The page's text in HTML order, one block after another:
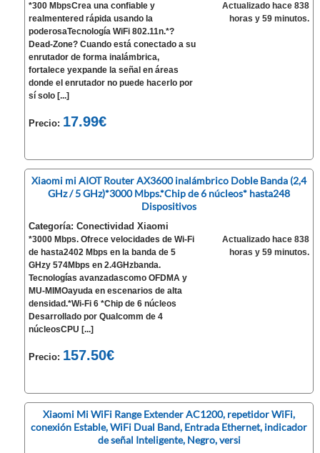
*300 MbpsCrea una confiable y
realmentered rápida usando la
poderosaTecnología WiFi 802.11n.*?
Dead-Zone? Cuando está conectado a su
enrutador de forma inalámbrica,
fortalece yexpande la señal en áreas
donde el enrutador no puede hacerlo por
sí solo [...]
Precio: 17.99€
Actualizado hace 838
horas y 59 minutos.
Xiaomi mi AIOT Router AX3600 inalámbrico Doble Banda (2,4
GHz / 5 GHz)*3000 Mbps.*Chip de 6 núcleos* hasta248
Dispositivos
Categoría: Conectividad Xiaomi
*3000 Mbps. Ofrece velocidades de Wi-Fi
de hasta2402 Mbps en la banda de 5
GHzy 574Mbps en 2.4GHzbanda.
Tecnologías avanzadascomo OFDMA y
MU-MIMOayuda en escenarios de alta
densidad.*Wi-Fi 6 *Chip de 6 núcleos
Desarrollado por Qualcomm de 4
núcleosCPU [...]
Precio: 157.50€
Actualizado hace 838
horas y 59 minutos.
Xiaomi Mi WiFi Range Extender AC1200, repetidor WiFi,
conexión Estable, WiFi Dual Band, Entrada Ethernet, indicador
de señal Inteligente, Negro, versi